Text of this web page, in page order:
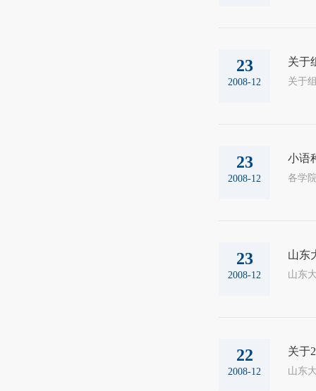
23
2008-12
关于
23
2008-12
小语
23
2008-12
山东
山东
22
2008-12
关于
山东